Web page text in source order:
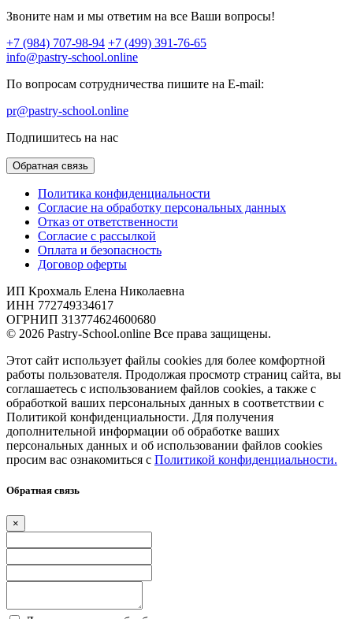
Звоните нам и мы ответим на все Ваши вопросы!
+7 (984) 707-98-94 +7 (499) 391-76-65
info@pastry-school.online
По вопросам сотрудничества пишите на E-mail:
pr@pastry-school.online
Подпишитесь на нас
Обратная связь
Политика конфиденциальности
Согласие на обработку персональных данных
Отказ от ответственности
Согласие с рассылкой
Оплата и безопасность
Договор оферты
ИП Крохмаль Елена Николаевна
ИНН 772749334617
ОГРНИП 313774624600680
© 2026 Pastry-School.online Все права защищены.
Этот сайт использует файлы cookies для более комфортной
работы пользователя. Продолжая просмотр страниц сайта, вы
соглашаетесь с использованием файлов cookies, а также с
обработкой ваших персональных данных в соответствии с
Политикой конфиденциальности. Для получения
дополнительной информации об обработке ваших
персональных данных и об использовании файлов cookies
просим вас ознакомиться с Политикой конфиденциальности.
Обратная связь
×